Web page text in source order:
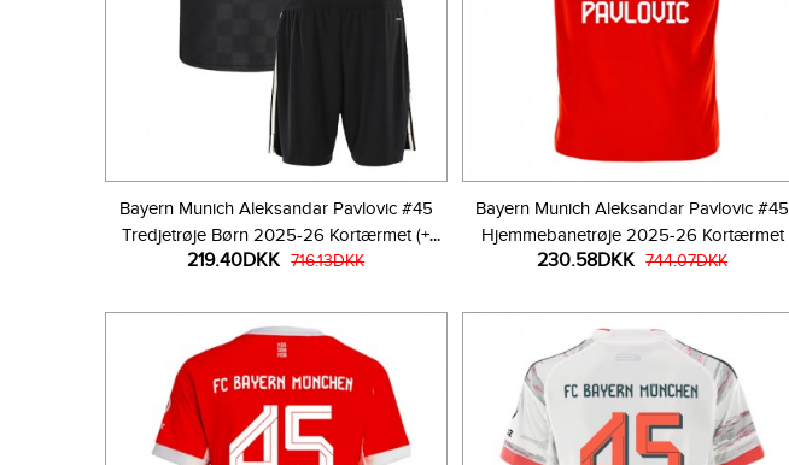
Bayern Munich Aleksandar Pavlovic #45
Tredjetrøje Børn 2025-26 Kortærmet (+
Korte bukser)
219.40DKK 716.13DKK
Bayern Munich Aleksandar Pavlovic #45
Hjemmebanetrøje 2025-26 Kortærmet
230.58DKK 744.07DKK